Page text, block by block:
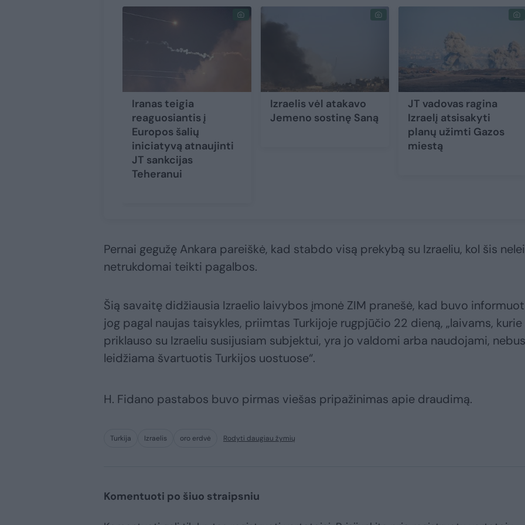
Iranas teigia
reaguosiantis į
Europos šalių
iniciatyvą atnaujinti
JT sankcijas
Teheranui
Izraelis vėl atakavo
Jemeno sostinę Saną
JT vadovas ragina
Izraelį atsisakyti
planų užimti Gazos
miestą
Pernai gegužę Ankara pareiškė, kad stabdo visą prekybą su Izraeliu, kol šis
netrukdomai teikti pagalbos.
Šią savaitę didžiausia Izraelio laivybos įmonė ZIM pranešė, kad buvo
jog pagal naujas taisykles, priimtas Turkijoje rugpjūčio 22 dieną, „laivams, kurie
priklauso su Izraeliu susijusiam subjektui, yra jo valdomi arba naudojami, nebus
leidžiama švartuotis Turkijos uostuose“.
H. Fidano pastabos buvo pirmas viešas pripažinimas apie draudimą.
Turkija Izraelis oro erdvė Rodyti daugiau žymių
Komentuoti po šiuo straipsniu